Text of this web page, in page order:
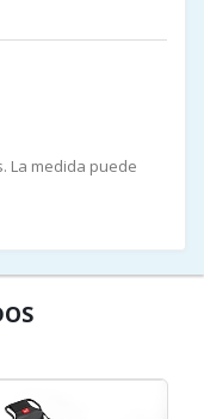
La medida puede